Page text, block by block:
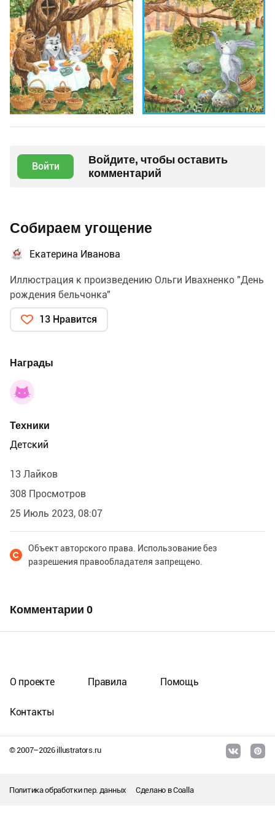
Войти
Войдите, чтобы оставить
комментарий
Собираем угощение
Екатерина Иванова
Иллюстрация к произведению Ольги Ивахненко "День
рождения бельчонка"
13 Нравится
Награды
Техники
Детский
13 Лайков
308 Просмотров
25 Июль 2023, 08:07
Объект авторского права. Использование без
разрешения правообладателя запрещено.
Комментарии 0
© 2007–2026illustrators.ru
О проекте Правила Помощь
Контакты
Политика обработки пер. данных Сделано вCoalla